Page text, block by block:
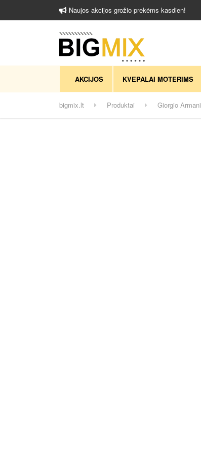
Naujos akcijos grožio prekėms kasdien!
AKCIJOS KVEPALAI MOTERIMS
bigmix.lt Produktai Giorgio Armani